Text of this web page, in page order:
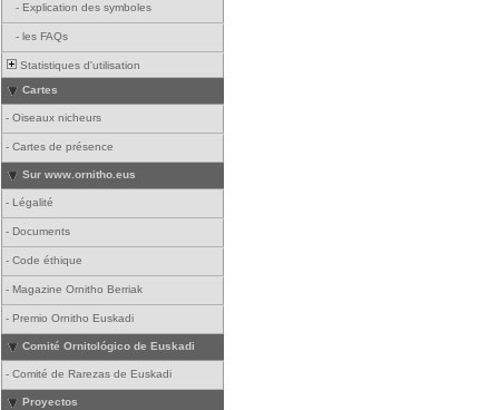
- Explication des symboles
- les FAQs
Statistiques d'utilisation
Cartes
- Oiseaux nicheurs
- Cartes de présence
Sur www.ornitho.eus
- Légalité
- Documents
- Code éthique
- Magazine Ornitho Berriak
- Premio Ornitho Euskadi
Comité Ornitológico de Euskadi
- Comité de Rarezas de Euskadi
Proyectos